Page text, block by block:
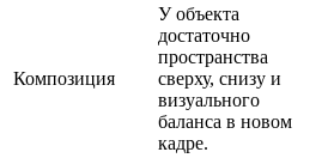
Композиция
У объекта
достаточно
пространства
сверху, снизу и
визуального
баланса в новом
кадре.